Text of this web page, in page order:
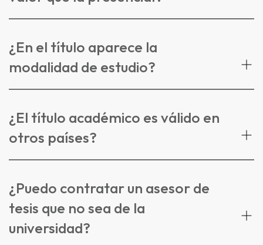
¿En el título aparece la
modalidad de estudio?
¿El título académico es válido en
otros países?
¿Puedo contratar un asesor de
tesis que no sea de la
universidad?